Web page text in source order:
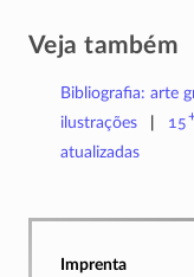
Veja também
Bibliografia: arte
ilustrações
15
atualizadas
Imprenta